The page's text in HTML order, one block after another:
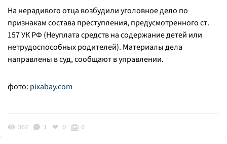
На нерадивого отца возбудили уголовное дело по
признакам состава преступления, предусмотренного ст.
157 УК РФ (Неуплата средств на содержание детей или
нетрудоспособных родителей). Материалы дела
направлены в суд, сообщают в управлении.
фото: pixabay.com
367 1 0 0